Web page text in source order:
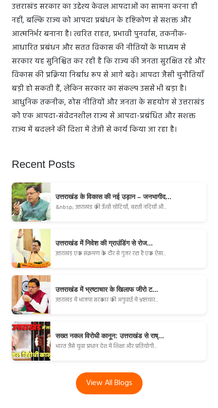
उत्तराखंड सरकार का उद्देश्य केवल आपदाओं का सामना करना ही
नहीं, बल्कि राज्य को आपदा प्रबंधन के दृष्टिकोण से सशक्त और
आत्मनिर्भर बनाना है। त्वरित राहत, प्रभावी पुनर्वास, तकनीक-
आधारित प्रबंधन और सतत विकास की नीतियों के माध्यम से
सरकार यह सुनिश्चित कर रही है कि राज्य की जनता सुरक्षित रहे और
विकास की प्रक्रिया निर्बाध रूप से आगे बढ़े। आपदा जैसी चुनौतियाँ
बड़ी हो सकती हैं, लेकिन सरकार का संकल्प उससे भी बड़ा है।
आधुनिक तकनीक, ठोस नीतियों और जनता के सहयोग से उत्तराखंड
को एक आपदा-संवेदनशील राज्य से आपदा-प्रबंधित और सशक्त
राज्य में बदलने की दिशा में तेजी से कार्य किया जा रहा है।
Recent Posts
उत्तराखंड के विकास की नई उड़ान – जनभागीद...
&nbsp; उत्तराखंड की ऊँची चोटियाँ, बहती नदियाँ औ...
उत्तराखंड में निवेश की ग्राउंडिंग से रोज...
उत्तराखंड एक संक्रमण के दौर से गुजर रहा है एक ऐसा...
उत्तराखंड में भ्रष्टाचार के खिलाफ जीरो ट...
उत्तराखंड में भाजपा सरकार की अगुवाई में भ्रष्टाचार...
सख्त नकल विरोधी कानून: उत्तराखंड से राष्...
भारत जैसे युवा प्रधान देश में शिक्षा और प्रतियोगी...
View All Blogs